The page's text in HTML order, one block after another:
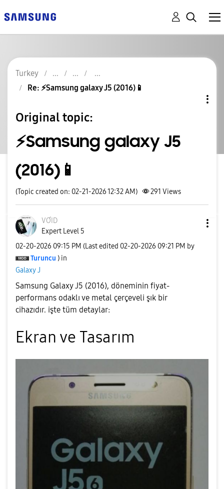
Turkey
Re: ⚡️Samsung galaxy J5 (2016)📱
Original topic:
⚡️Samsung galaxy J5
(2016)📱
(Topic created on: 02-21-2026 12:32 AM) 291 Views
VƠID
Expert Level 5
‎02-20-2026 09:15 PM (Last edited ‎02-20-2026 09:21 PM by
Turuncu ) in
Galaxy J
Samsung Galaxy J5 (2016), döneminin fiyat-
performans odaklı ve metal çerçeveli şık bir
cihazıdır. işte tüm detaylar:
​Ekran ve Tasarım